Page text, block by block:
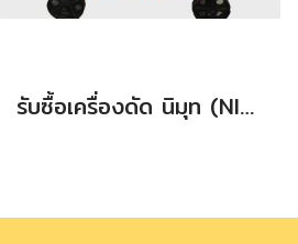
รับซื้อเครื่องดัด นิมุท (NIMUT) ขนาด 25 mm